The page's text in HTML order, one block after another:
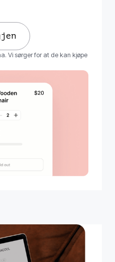
Vi sørger for at de kan kjøpe